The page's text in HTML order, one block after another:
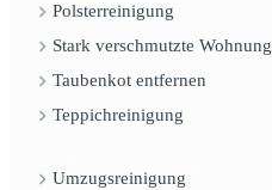
Polsterreinigung
Stark verschmutzte Wohnung
Taubenkot entfernen
Teppichreinigung
Umzugsreinigung